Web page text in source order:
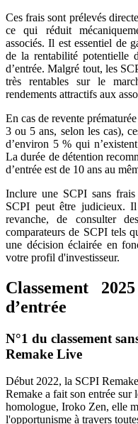
Ces frais sont prélevés
ce qui réduit
associés. Il est essentiel de
de la rentabilité potentielle
d’entrée. Malgré tout, les
très rentables sur le
rendements attractifs aux
En cas de revente
3 ou 5 ans, selon les cas),
d’environ 5 % qui
La durée de détention
d’entrée est de 10 ans au
Inclure une SCPI sans
SCPI peut être judicieux.
revanche, de consulter
comparateurs de SCPI tels
une décision éclairée en
votre profil d'investisseur.
Classement
d’entrée
N°1 du classement
Remake Live
Début 2022, la SCPI
Remake a fait son entrée sur
homologue, Iroko Zen, elle
l'opportunisme à travers